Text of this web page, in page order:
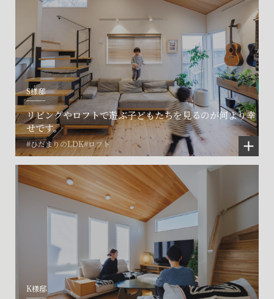
S様邸
リビングやロフトで遊ぶ子どもたちを見るのが何より幸
せです。
#ひだまりのLDK#ロフト
K様邸